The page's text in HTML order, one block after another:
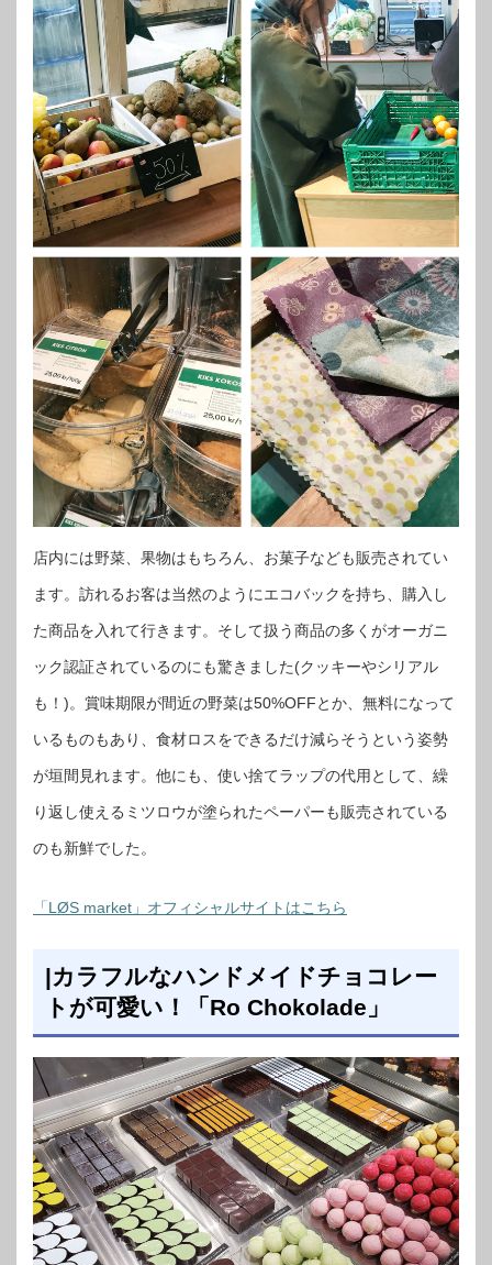
店内には野菜、果物はもちろん、お菓子なども販売されてい
ます。訪れるお客は当然のようにエコバックを持ち、購入し
た商品を入れて行きます。そして扱う商品の多くがオーガニ
ック認証されているのにも驚きました(クッキーやシリアル
も！)。賞味期限が間近の野菜は50%OFFとか、無料になって
いるものもあり、食材ロスをできるだけ減らそうという姿勢
が垣間見れます。他にも、使い捨てラップの代用として、繰
り返し使えるミツロウが塗られたペーパーも販売されている
のも新鮮でした。
「LØS market」オフィシャルサイトはこちら
|カラフルなハンドメイドチョコレー
トが可愛い！「Ro Chokolade」